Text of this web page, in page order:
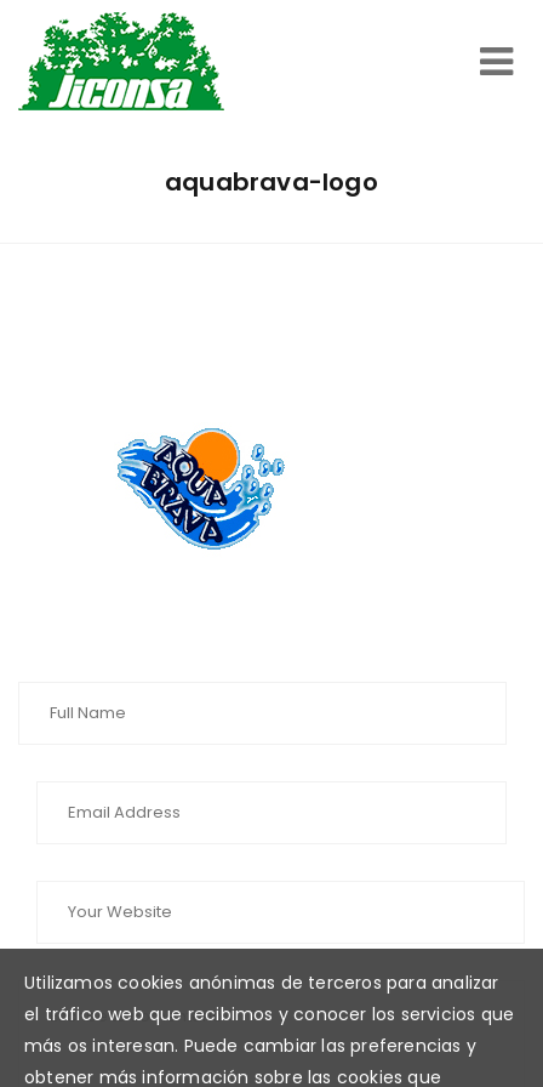
Inicio
Contacto
aquabrava-logo
Utilizamos cookies anónimas de terceros para analizar
el tráfico web que recibimos y conocer los servicios que
más os interesan. Puede cambiar las preferencias y
obtener más información sobre las cookies que